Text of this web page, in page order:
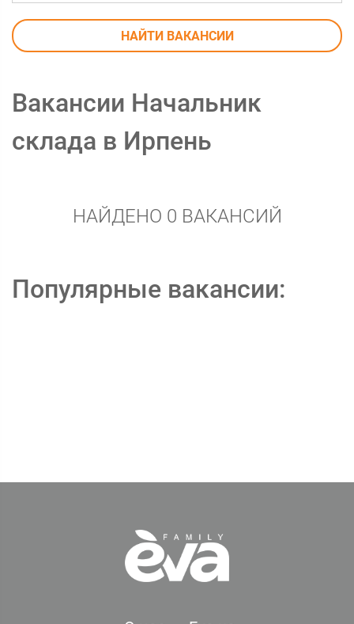
НАЙТИ ВАКАНСИИ
Вакансии Начальник
склада в Ирпень
НАЙДЕНО 0 ВАКАНСИЙ
Популярные вакансии: